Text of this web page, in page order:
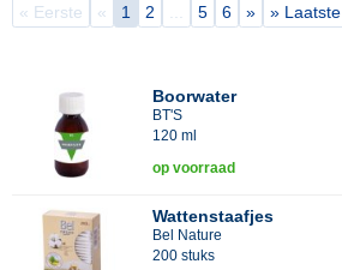
« Eerste « 1 2 5 6 » » Laatste
Boorwater
BT'S
120 ml
op voorraad
Wattenstaafjes
Bel Nature
200 stuks